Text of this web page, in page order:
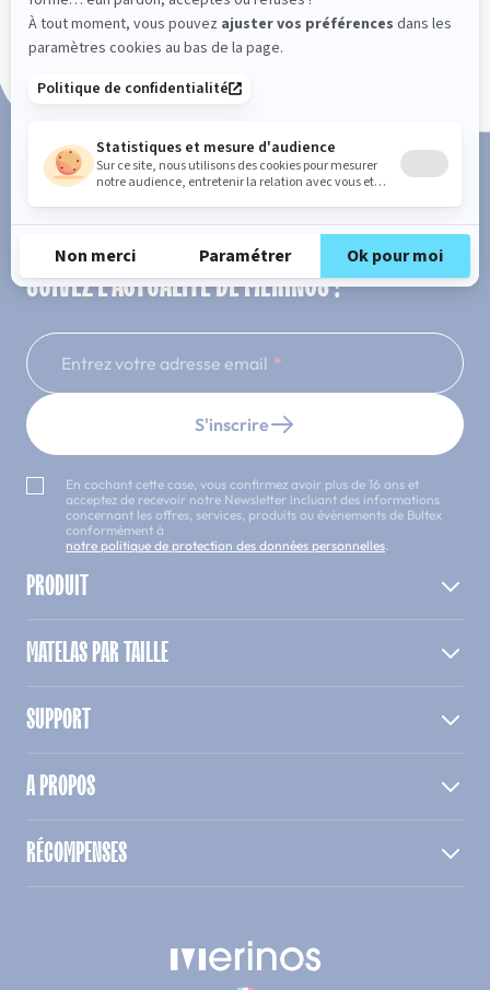
Paiement en 3x ou 4x sans frais
SUIVEZ L'ACTUALITÉ DE MERINOS !
Entrez votre adresse email
S'inscrire
En cochant cette case, vous confirmez avoir plus de 16 ans et
acceptez de recevoir notre Newsletter incluant des informations
concernant les offres, services, produits ou évènements de Bultex
conformément à
notre politique de protection des données personnelles.
PRODUIT
MATELAS PAR TAILLE
SUPPORT
A PROPOS
RÉCOMPENSES